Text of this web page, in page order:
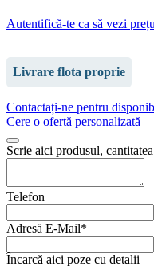
Autentifică-te ca să vezi
Livrare flota proprie
Contactați-ne pentru
Cere o ofertă personalizată
Scrie aici produsul,
Company
Telefon
Adresă E-Mail*
Încarcă aici poze cu detalii